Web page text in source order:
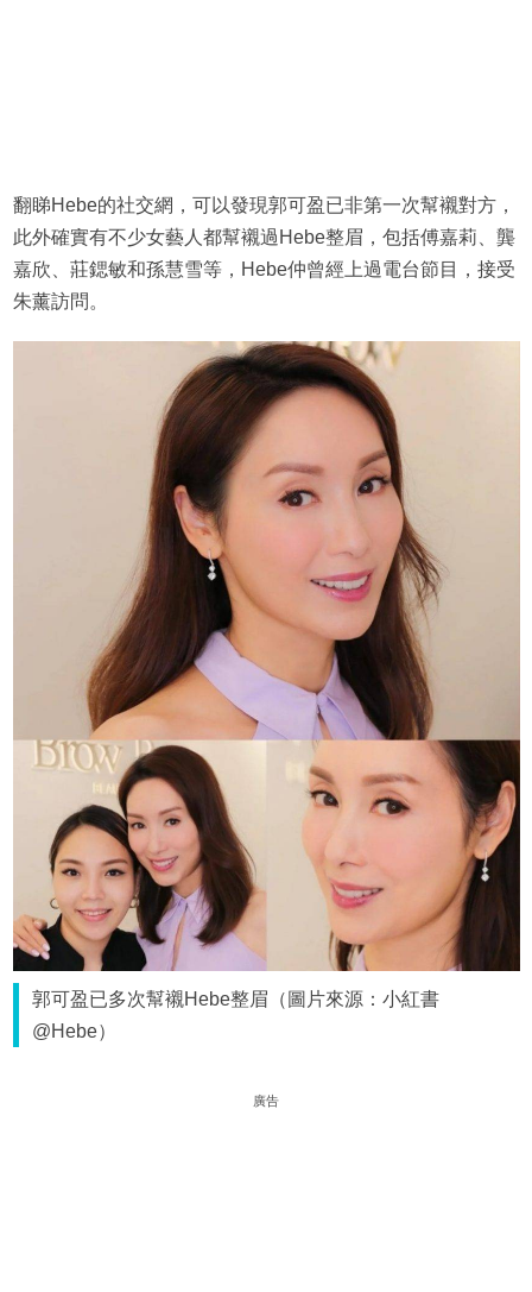
翻睇Hebe的社交網，可以發現郭可盈已非第一次幫襯對方，
此外確實有不少女藝人都幫襯過Hebe整眉，包括傅嘉莉、龔
嘉欣、莊鍶敏和孫慧雪等，Hebe仲曾經上過電台節目，接受
朱薰訪問。
郭可盈已多次幫襯Hebe整眉（圖片來源：小紅書
@Hebe）
廣告